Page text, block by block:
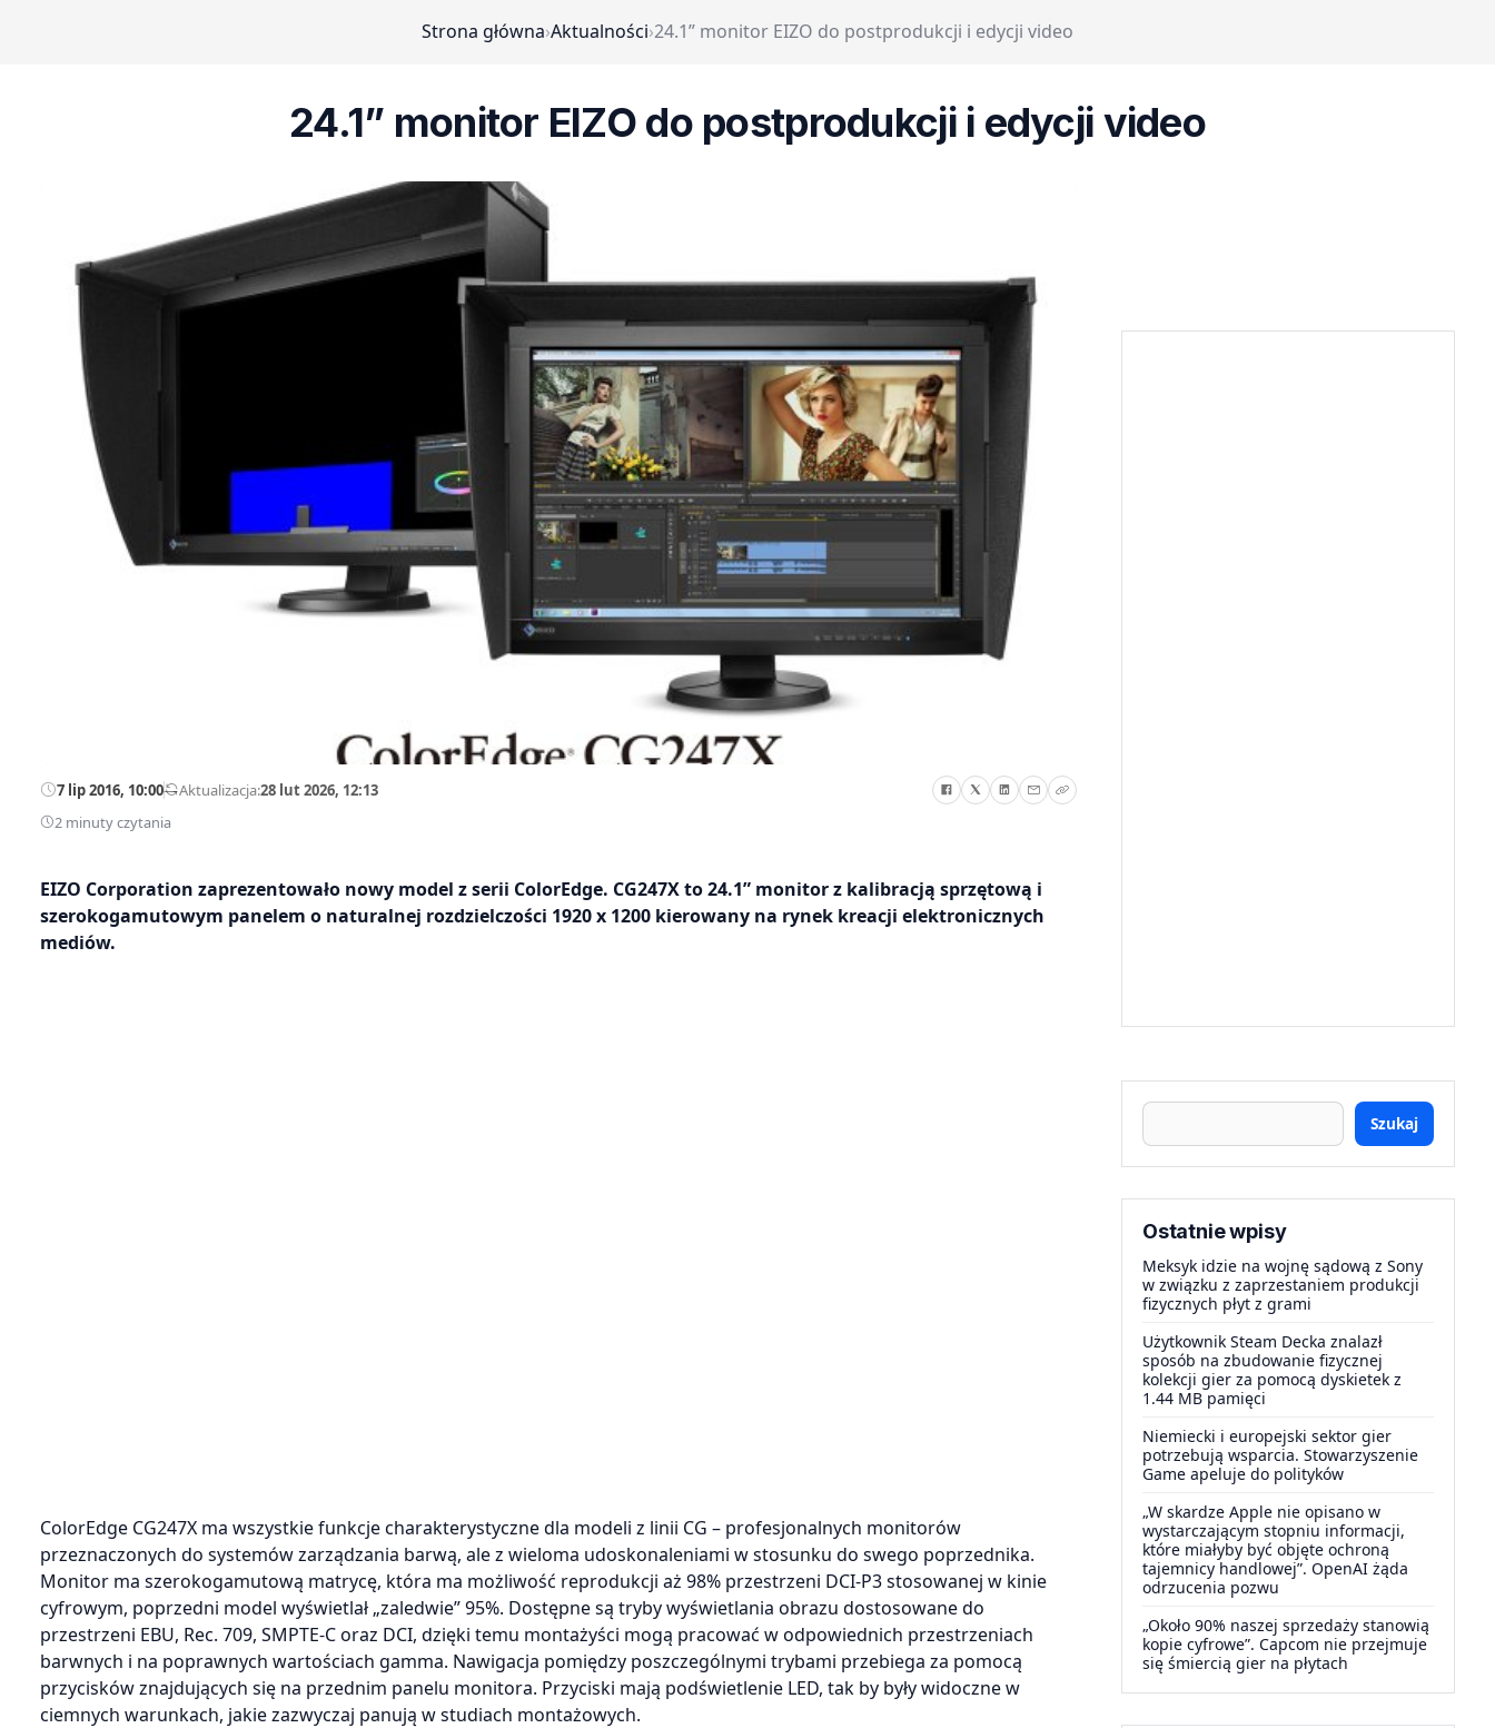
Strona główna›Aktualności›24.1” monitor EIZO do postprodukcji i edycji video
24.1” monitor EIZO do postprodukcji i edycji video
7 lip 2016, 10:00—Aktualizacja:28 lut 2026, 12:13
2 minuty czytania
EIZO Corporation zaprezentowało nowy model z serii ColorEdge. CG247X to 24.1” monitor z kalibracją sprzętową i
szerokogamutowym panelem o naturalnej rozdzielczości 1920 x 1200 kierowany na rynek kreacji elektronicznych
mediów.
ColorEdge CG247X ma wszystkie funkcje charakterystyczne dla modeli z linii CG – profesjonalnych monitorów
przeznaczonych do systemów zarządzania barwą, ale z wieloma udoskonaleniami w stosunku do swego poprzednika.
Monitor ma szerokogamutową matrycę, która ma możliwość reprodukcji aż 98% przestrzeni DCI-P3 stosowanej w kinie
cyfrowym, poprzedni model wyświetlał „zaledwie” 95%. Dostępne są tryby wyświetlania obrazu dostosowane do
przestrzeni EBU, Rec. 709, SMPTE-C oraz DCI, dzięki temu montażyści mogą pracować w odpowiednich przestrzeniach
barwnych i na poprawnych wartościach gamma. Nawigacja pomiędzy poszczególnymi trybami przebiega za pomocą
przycisków znajdujących się na przednim panelu monitora. Przyciski mają podświetlenie LED, tak by były widoczne w
ciemnych warunkach, jakie zazwyczaj panują w studiach montażowych.
Szukaj
Ostatnie wpisy
Meksyk idzie na wojnę sądową z Sony
w związku z zaprzestaniem produkcji
fizycznych płyt z grami
Użytkownik Steam Decka znalazł
sposób na zbudowanie fizycznej
kolekcji gier za pomocą dyskietek z
1.44 MB pamięci
Niemiecki i europejski sektor gier
potrzebują wsparcia. Stowarzyszenie
Game apeluje do polityków
„W skardze Apple nie opisano w
wystarczającym stopniu informacji,
które miałyby być objęte ochroną
tajemnicy handlowej”. OpenAI żąda
odrzucenia pozwu
„Około 90% naszej sprzedaży stanowią
kopie cyfrowe”. Capcom nie przejmuje
się śmiercią gier na płytach